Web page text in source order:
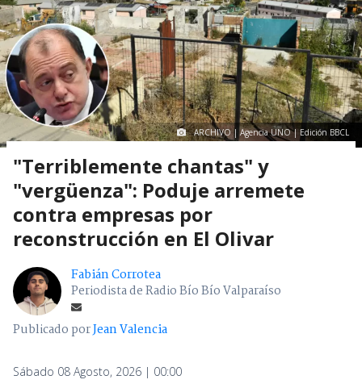
ARCHIVO | Agencia UNO | Edición BBCL
"Terriblemente chantas" y
"vergüenza": Poduje arremete
contra empresas por
reconstrucción en El Olivar
Fabián Corrotea
Periodista de Radio Bío Bío Valparaíso
Publicado porJean Valencia
Sábado 08 Agosto, 2026 | 00:00